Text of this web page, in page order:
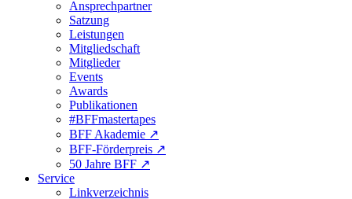
Ansprechpartner
Satzung
Leistungen
Mitgliedschaft
Mitglieder
Events
Awards
Publikationen
#BFFmastertapes
BFF Akademie ↗︎
BFF-Förderpreis ↗︎
50 Jahre BFF ↗︎
Service
Linkverzeichnis